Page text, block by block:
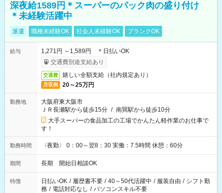
深夜給1589円＊スーパーのパック肉の盛り付け
＊未経験活躍中
派遣 職種未経験OK 社会人未経験OK ブランクOK
給与
1,271円 ～1,589円 ＊日払いOK
交通費別途支給あり
交通費 嬉しい全額支給（社内規定あり）
月収例 20～25万円
勤務地
大阪府東大阪市
ＪＲ長瀬駅から徒歩15分 / 南巽駅から徒歩10分
大手スーパーの食品加工の工場でかんたん軽作業のお仕事で
す！
勤務時間 〈夜勤〉 0：00～翌8：30 実働：7.5時間 休憩：60分
期間 長期 開始日相談OK
特徴 日払いOK / 履歴書不要 / 40～50代活躍中 / 服装自由 / シフト勤
務 / 電話対応なし / パソコンスキル不要